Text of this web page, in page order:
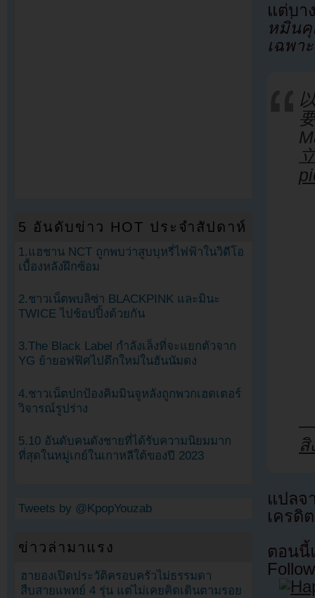
แต่บ
หมิ่นคุ
เฉพา
สิ
แปล
เครดิ
ตอนนี้
5 อันดับข่าว HOT ประจำสัปดาห์
1.แฮชาน NCT ถูกพบว่าสูบบุหรี่ไฟฟ้าในวิดีโอ
เบื้องหลังฝึกซ้อม
2.ชาวเน็ตพบลิซ่า BLACKPINK และมินะ
TWICE ไปช้อปปิ้งด้วยกัน
3.The Black Label กำลังเล็งที่จะแยกตัวจาก
YG ย้ายอฟฟิศไปตึกใหม่ในฮันนัมดง
4.ชาวเน็ตปกป้องคิมมินจูหลังถูกพวกเฮดเตอร์
วิจารณ์รูปร่าง
5.10 อันดับคนดังชายที่ได้รับความนิยมมาก
ที่สุดในหมู่เกย์ในเกาหลีใต้ของปี 2023
Tweets by @KpopYouzab
ข่าวล่ามาแรง
ฮายองเปิดประวัติครอบครัวไม่ธรรมดา
สืบสายแพทย์ 4 รุ่น แต่ไม่เคยคิดเดินตามรอย